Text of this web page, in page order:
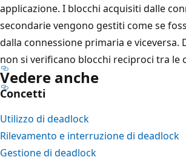
applicazione. I blocchi acquisiti dalle
secondarie vengono gestiti come se
dalla connessione primaria e viceversa.
non si verificano blocchi reciproci tra le
Vedere anche
Concetti
Utilizzo di deadlock
Rilevamento e interruzione di deadlock
Gestione di deadlock